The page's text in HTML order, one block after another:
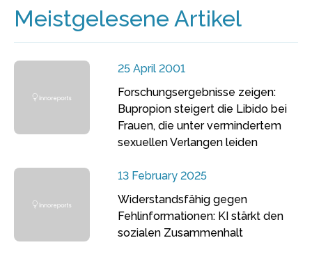
Meistgelesene Artikel
25 April 2001
Forschungsergebnisse zeigen:
Bupropion steigert die Libido bei
Frauen, die unter vermindertem
sexuellen Verlangen leiden
13 February 2025
Widerstandsfähig gegen
Fehlinformationen: KI stärkt den
sozialen Zusammenhalt